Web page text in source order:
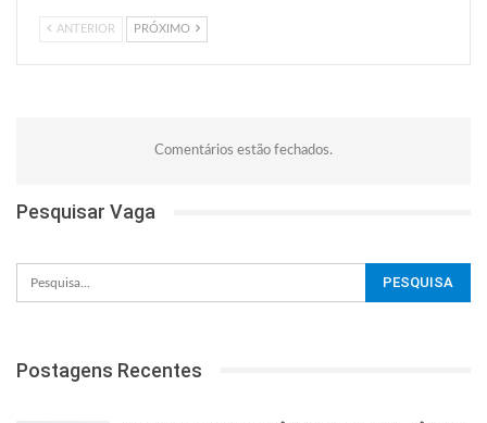
ANTERIOR PRÓXIMO
Comentários estão fechados.
Pesquisar Vaga
Postagens Recentes